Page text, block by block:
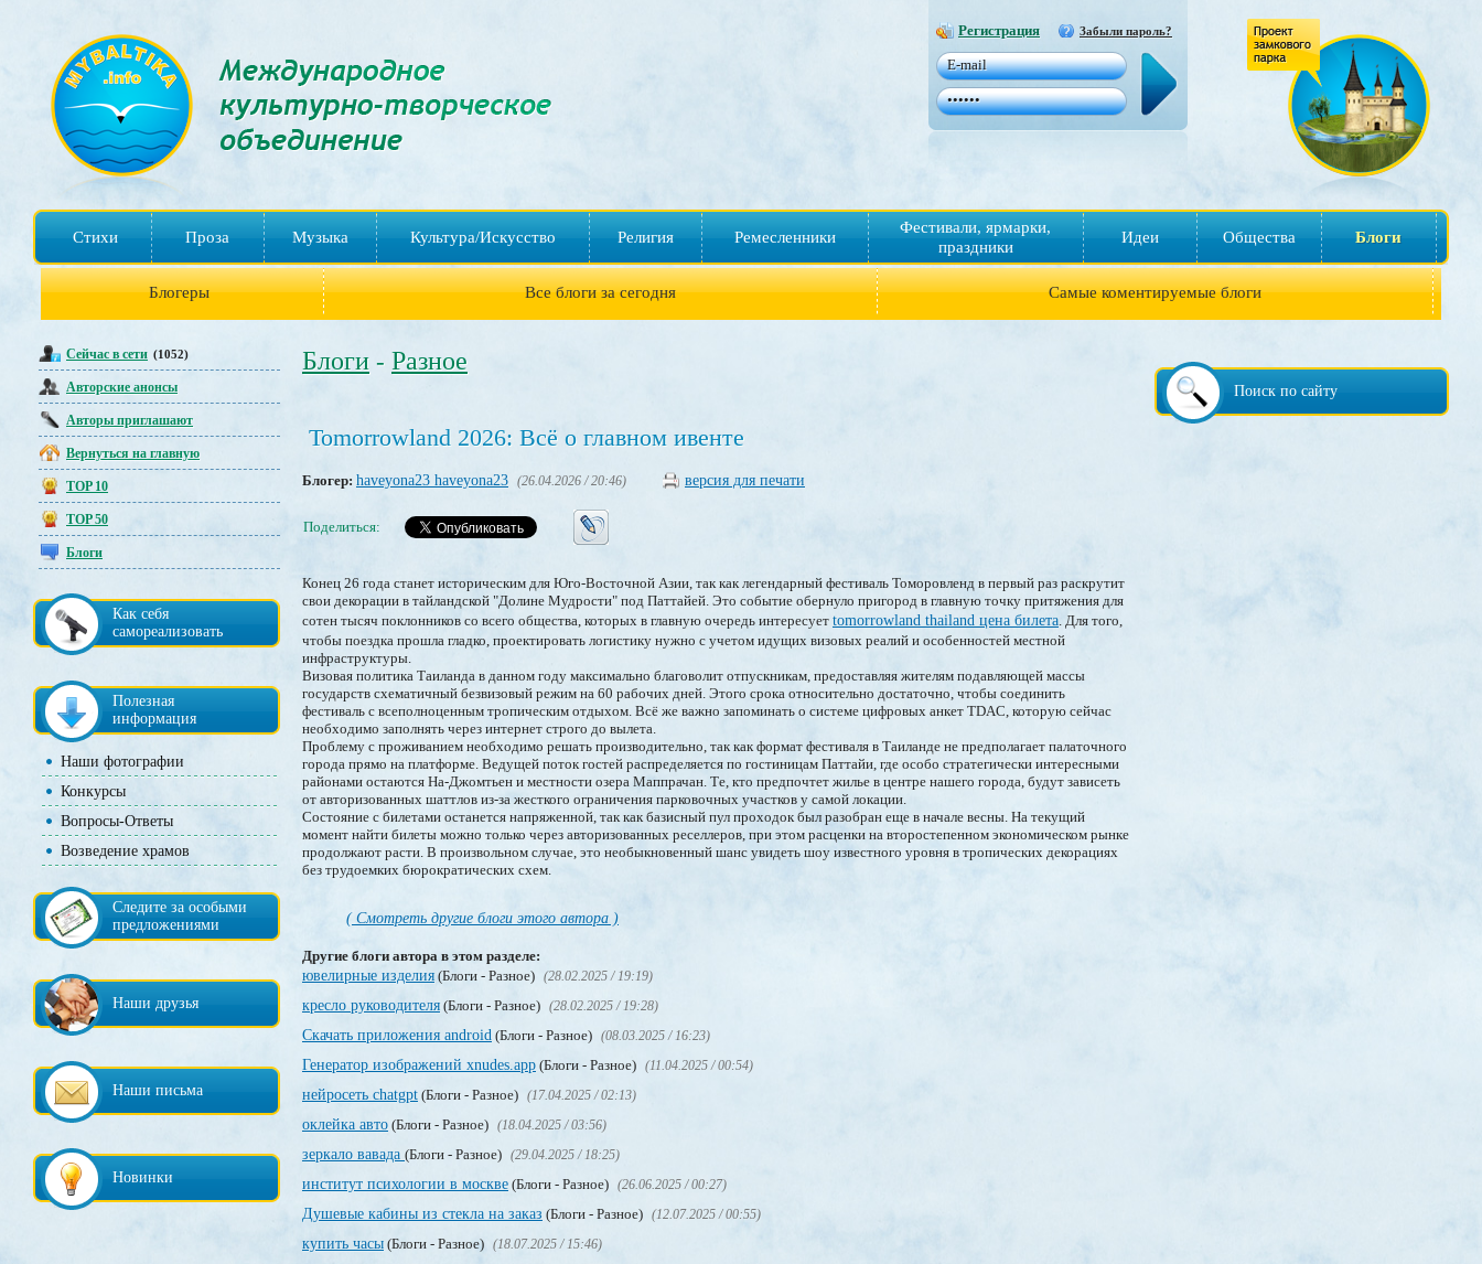
Регистрация Забыли пароль?
Стихи Проза Музыка Культура/Искусство Религия Ремесленники
Фестивали, ярмарки,
праздники
Идеи Общества Блоги
Блогеры Все блоги за сегодня Самые коментируемые блоги
Сейчас в сети (1052)
Авторские анонсы
Авторы приглашают
Вернуться на главную
TOP 10
TOP 50
Блоги
Как себя
самореализовать
Полезная
информация
Наши фотографии
Конкурсы
Вопросы-Ответы
Возведение храмов
Следите за особыми
предложениями
Наши друзья
Наши письма
Новинки
Поиск по сайту
Блоги - Разное
Tomorrowland 2026: Всё о главном ивенте
Блогер: haveyona23 haveyona23 (26.04.2026 / 20:46) версия для печати
Поделиться:
Конец 26 года станет историческим для Юго-Восточной Азии, так как легендарный фестиваль Томоровленд в первый раз раскрутит
свои декорации в тайландской "Долине Мудрости" под Паттайей. Это событие обернуло пригород в главную точку притяжения для
сотен тысяч поклонников со всего общества, которых в главную очередь интересует tomorrowland thailand цена билета. Для того,
чтобы поездка прошла гладко, проектировать логистику нужно с учетом идущих визовых реалий и особенностей местной
инфраструктуры.
Визовая политика Таиланда в данном году максимально благоволит отпускникам, предоставляя жителям подавляющей массы
государств схематичный безвизовый режим на 60 рабочих дней. Этого срока относительно достаточно, чтобы соединить
фестиваль с всеполноценным тропическим отдыхом. Всё же важно запоминать о системе цифровых анкет TDAC, которую сейчас
необходимо заполнять через интернет строго до вылета.
Проблему с проживанием необходимо решать производительно, так как формат фестиваля в Таиланде не предполагает палаточного
города прямо на платформе. Ведущей поток гостей распределяется по гостиницам Паттайи, где особо стратегически интересными
районами остаются На-Джомтьен и местности озера Маппрачан. Те, кто предпочтет жилье в центре нашего города, будут зависеть
от авторизованных шаттлов из-за жесткого ограничения парковочных участков у самой локации.
Состояние с билетами останется напряженной, так как базисный пул проходок был разобран еще в начале весны. На текущий
момент найти билеты можно только через авторизованных реселлеров, при этом расценки на второстепенном экономическом рынке
продолжают расти. В произвольном случае, это необыкновенный шанс увидеть шоу известного уровня в тропических декорациях
без трудоемких бюрократических схем.
( Смотреть другие блоги этого автора )
Другие блоги автора в этом разделе:
ювелирные изделия (Блоги - Разное) (28.02.2025 / 19:19)
кресло руководителя (Блоги - Разное) (28.02.2025 / 19:28)
Скачать приложения android (Блоги - Разное) (08.03.2025 / 16:23)
Генератор изображений xnudes.app (Блоги - Разное) (11.04.2025 / 00:54)
нейросеть chatgpt (Блоги - Разное) (17.04.2025 / 02:13)
оклейка авто (Блоги - Разное) (18.04.2025 / 03:56)
зеркало вавада (Блоги - Разное) (29.04.2025 / 18:25)
институт психологии в москве (Блоги - Разное) (26.06.2025 / 00:27)
Душевые кабины из стекла на заказ (Блоги - Разное) (12.07.2025 / 00:55)
купить часы (Блоги - Разное) (18.07.2025 / 15:46)